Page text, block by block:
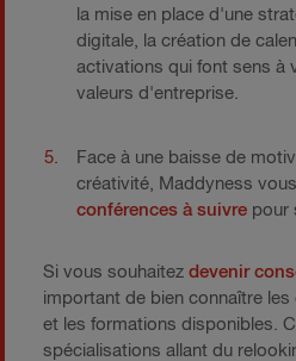
la mise en place d'une
digitale, la création de
activations qui font sens à
valeurs d'entreprise.
Face à une baisse de
créativité, Maddyness
conférences à suivre pour
Si vous souhaitez devenir
important de bien connaître
et les formations disponibles.
spécialisations allant du